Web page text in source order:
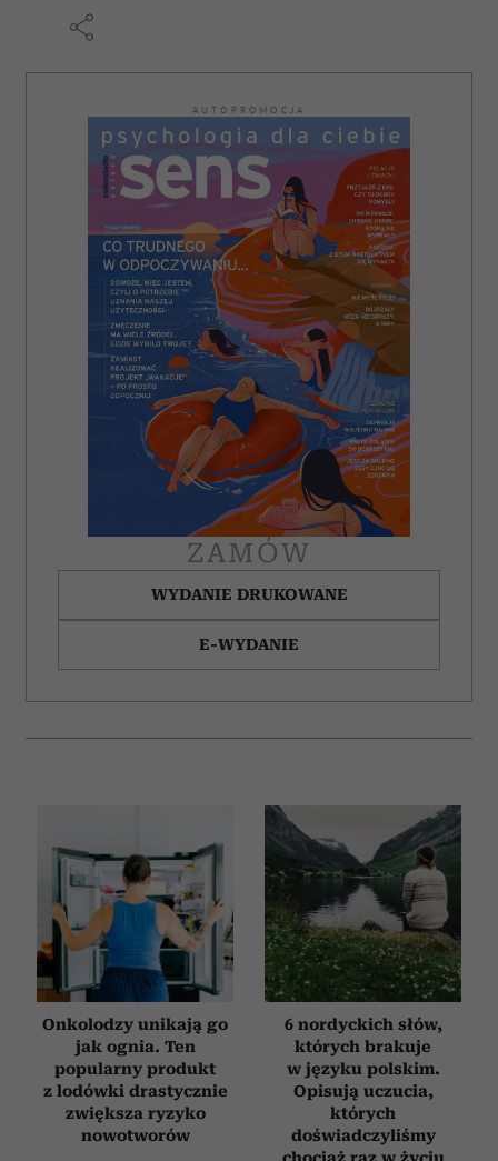
AUTOPROMOCJA
ZAMÓW
WYDANIE DRUKOWANE
E-WYDANIE
Onkolodzy unikają go
jak ognia. Ten
popularny produkt
z lodówki drastycznie
zwiększa ryzyko
nowotworów
6 nordyckich słów,
których brakuje
w języku polskim.
Opisują uczucia,
których
doświadczyliśmy
chociaż raz w życiu